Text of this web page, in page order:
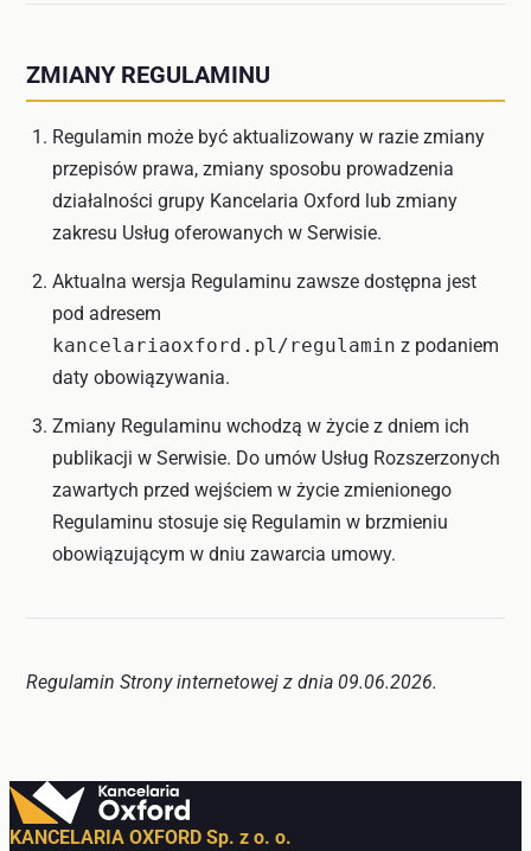
ZMIANY REGULAMINU
Regulamin może być aktualizowany w razie zmiany
przepisów prawa, zmiany sposobu prowadzenia
działalności grupy Kancelaria Oxford lub zmiany
zakresu Usług oferowanych w Serwisie.
Aktualna wersja Regulaminu zawsze dostępna jest
pod adresem
kancelariaoxford.pl/regulamin z podaniem
daty obowiązywania.
Zmiany Regulaminu wchodzą w życie z dniem ich
publikacji w Serwisie. Do umów Usług Rozszerzonych
zawartych przed wejściem w życie zmienionego
Regulaminu stosuje się Regulamin w brzmieniu
obowiązującym w dniu zawarcia umowy.
Regulamin Strony internetowej z dnia 09.06.2026.
KANCELARIA OXFORD Sp. z o. o.